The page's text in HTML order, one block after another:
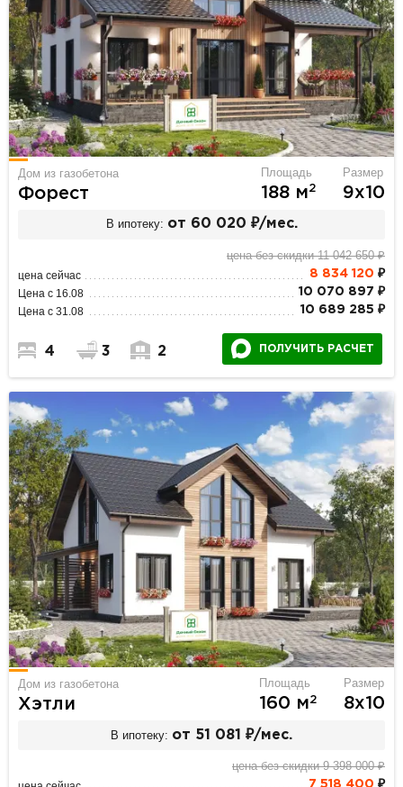
Дом из газобетона
Форест
Площадь
188 м2
Размер
9х10
В ипотеку: от 60 020 ₽/мес.
цена без скидки 11 042 650 ₽
цена сейчас 8 834 120 ₽
Цена с 16.08 10 070 897 ₽
Цена с 31.08 10 689 285 ₽
4 3 2 ПОЛУЧИТЬ РАСЧЕТ
Дом из газобетона
Хэтли
Площадь
160 м2
Размер
8х10
В ипотеку: от 51 081 ₽/мес.
цена без скидки 9 398 000 ₽
7 518 400 ₽